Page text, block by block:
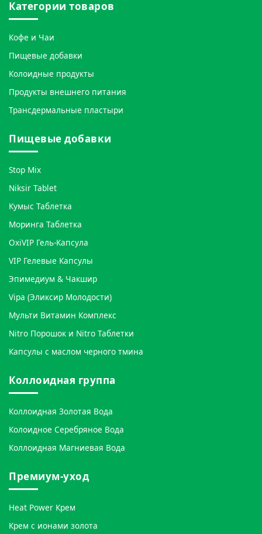
Категории товаров
Кофе и Чаи
Пищевые добавки
Колоидные продукты
Продукты внешнего питания
Трансдермальные пластыри
Пищевые добавки
Stop Mix
Niksir Tablet
Кумыс Таблетка
Моринга Таблетка
OxiVIP Гель-Капсула
VIP Гелевые Капсулы
Эпимедиум & Чакшир
Vipa (Эликсир Молодости)
Мульти Витамин Комплекс
Nitro Порошок и Nitro Таблетки
Капсулы с маслом черного тмина
Коллоидная группа
Коллоидная Золотая Вода
Колоидное Серебряное Вода
Коллоидная Магниевая Вода
Премиум-уход
Heat Power Крем
Крем с ионами золота